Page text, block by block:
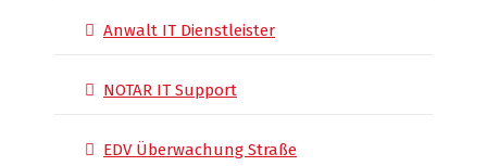
Anwalt IT Dienstleister
NOTAR IT Support
EDV Überwachung Straße